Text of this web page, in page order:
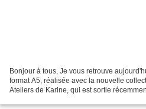
Bonjour à tous, Je vous retrouve
format A5, réalisée avec la nouvelle
Ateliers de Karine, qui est sortie